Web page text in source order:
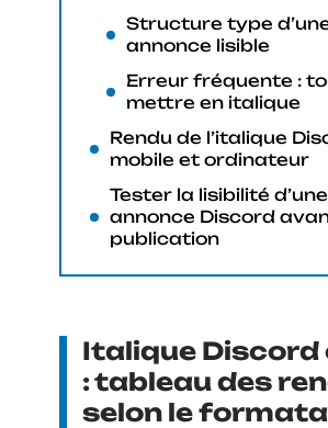
Structure type
annonce lisible
Erreur fréquente :
mettre en italique
Rendu de l’italique
mobile et ordinateur
Tester la lisibilité d’une
annonce Discord
publication
Italique Discord
: tableau des
selon le